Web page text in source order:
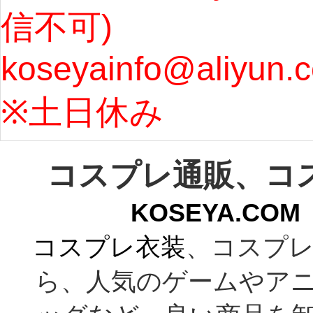
う...
信不可)
※土日休み
コスプレ通販、コ
コスプレ衣装、コスプ
ら、人気のゲームやア